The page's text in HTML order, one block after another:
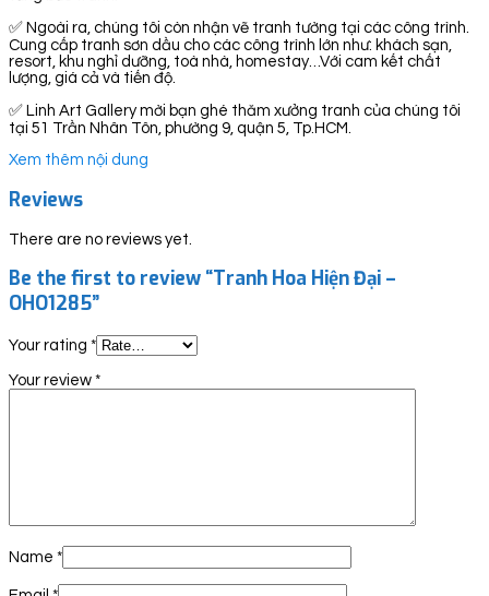
✅ Ngoài ra, chúng tôi còn nhận vẽ tranh tường tại các công trình.
Cung cấp tranh sơn dầu cho các công trình lớn như: khách sạn,
resort, khu nghỉ dưỡng, toà nhà, homestay…Với cam kết chất
lượng, giá cả và tiến độ.
✅ Linh Art Gallery mời bạn ghé thăm xưởng tranh của chúng tôi
tại 51 Trần Nhân Tôn, phường 9, quận 5, Tp.HCM.
Xem thêm nội dung
Reviews
There are no reviews yet.
Be the first to review “Tranh Hoa Hiện Đại –
OHO1285”
Your rating *
Your review *
Name *